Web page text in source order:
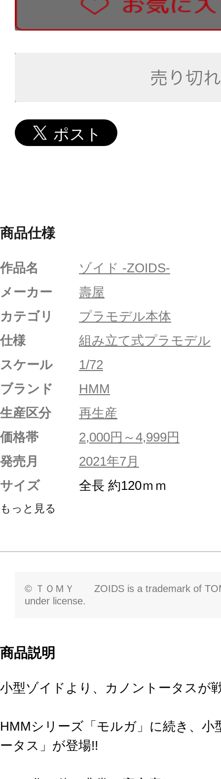
商品仕様
作品名
ゾイド -ZOIDS-
メーカー
壽屋
カテゴリ
プラモデル本体
仕様
組み立て式プラモデル
スケール
1/72
ブランド
HMM
生産区分
再生産
価格帯
2,000円～4,999円
発売月
2021年7月
サイズ
全長 約120ｍｍ
もっと見る
© ＴＯＭＹ ZOIDS is a trademark of
under license.
商品説明
小型ゾイドより、カノントータスが
HMMシリーズ「モルガ」に続き、
ータス」が登場!!